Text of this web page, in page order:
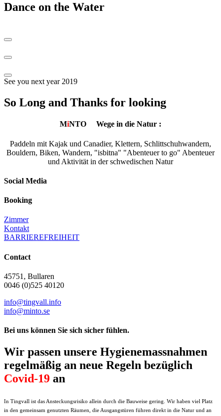
Dance on the Water
See you next year 2019
So Long and Thanks for looking
MiNTO Wege in die Natur :
Paddeln mit Kajak und Canadier, Klettern, Schlittschuhwandern,
Bouldern, Biken, Wandern, "isbitna" "Abenteuer to go" Abenteuer
und Aktivität in der schwedischen Natur
Social Media
Booking
Zimmer
Kontakt
BARRIEREFREIHEIT
Contact
45751, Bullaren
0046 (0)525 40120
info@tingvall.info
info@minto.se
Bei uns können Sie sich sicher fühlen.
Wir passen unsere Hygienemassnahmen
regelmäßig an neue Regeln bezüglich
Covid-19 an
In Tingvall ist das Ansteckungsrisiko allein durch die Bauweise gering. Wir haben viel Platz
in den gemeinsam genutzten Räumen, die Ausgangstüren führen direkt in die Natur und an